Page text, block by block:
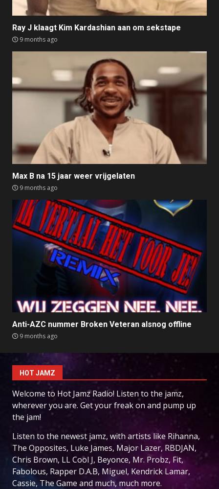
Ray J klaagt Kim Kardashian aan om sekstape
9 months ago
Max B na 15 jaar weer vrijgelaten
9 months ago
Anti-AZC nummer Broken Veteran alsnog offline
9 months ago
HOT JAMZ
Welcome to Hot Jamz Radio! Listen to the jamz,
wherever you are. Get your freak on and pump up
the jam!
Listen to the newest jamz, with artists like Rihanna,
The Opposites, Luke James, Major Lazer, RBDJAN,
Chris Brown, LL Cool J, Beyonce, Mr. Probz, Fit,
Fabolous, Rapper D.A.B, Miguel, Kendrick Lamar,
Cassie, The Game and much, much more.